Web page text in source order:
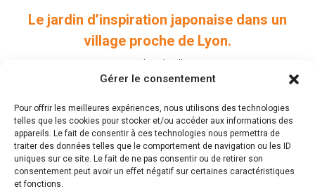
Gérer le consentement
Pour offrir les meilleures expériences, nous utilisons des technologies
telles que les cookies pour stocker et/ou accéder aux informations des
appareils. Le fait de consentir à ces technologies nous permettra de
traiter des données telles que le comportement de navigation ou les ID
uniques sur ce site. Le fait de ne pas consentir ou de retirer son
consentement peut avoir un effet négatif sur certaines caractéristiques
et fonctions.
Le jardin d’inspiration japonaise dans un
village proche de Lyon.
Jardins de ville
Laisser un commentaire